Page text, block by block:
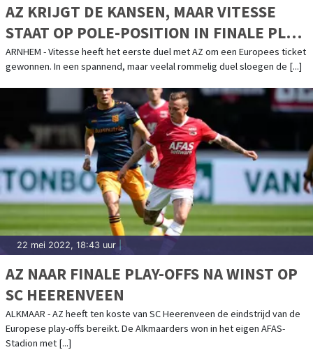
AZ KRIJGT DE KANSEN, MAAR VITESSE
STAAT OP POLE-POSITION IN FINALE PLAY-
OFFS
ARNHEM - Vitesse heeft het eerste duel met AZ om een Europees ticket
gewonnen. In een spannend, maar veelal rommelig duel sloegen de [...]
22 mei 2022, 18:43 uur |
AZ NAAR FINALE PLAY-OFFS NA WINST OP
SC HEERENVEEN
ALKMAAR - AZ heeft ten koste van SC Heerenveen de eindstrijd van de
Europese play-offs bereikt. De Alkmaarders won in het eigen AFAS-
Stadion met [...]